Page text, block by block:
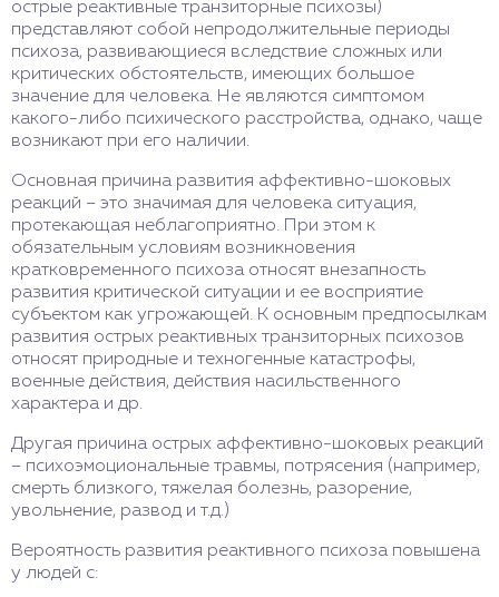
острые реактивные транзиторные психозы)
представляют собой непродолжительные периоды
психоза, развивающиеся вследствие сложных или
критических обстоятельств, имеющих большое
значение для человека. Не являются симптомом
какого-либо психического расстройства, однако, чаще
возникают при его наличии.
Основная причина развития аффективно-шоковых
реакций – это значимая для человека ситуация,
протекающая неблагоприятно. При этом к
обязательным условиям возникновения
кратковременного психоза относят внезапность
развития критической ситуации и ее восприятие
субъектом как угрожающей. К основным предпосылкам
развития острых реактивных транзиторных психозов
относят природные и техногенные катастрофы,
военные действия, действия насильственного
характера и др.
Другая причина острых аффективно-шоковых реакций
– психоэмоциональные травмы, потрясения (например,
смерть близкого, тяжелая болезнь, разорение,
увольнение, развод и т.д.)
Вероятность развития реактивного психоза повышена
у людей с: